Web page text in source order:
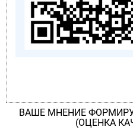
ВАШЕ МНЕНИЕ
(ОЦЕНКА